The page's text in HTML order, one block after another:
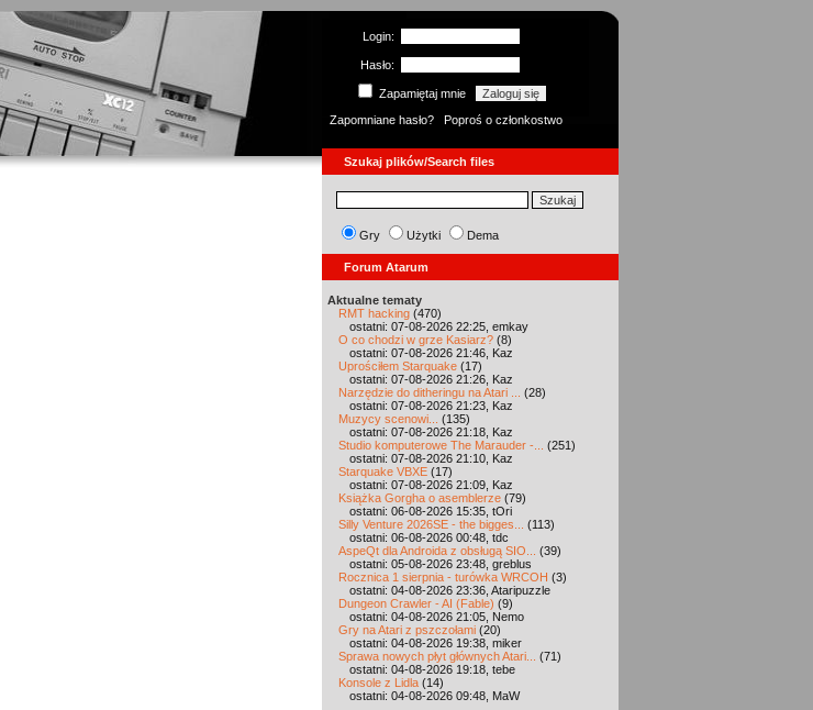
Login:
Hasło:
Zapamiętaj mnie
Zapomniane hasło?
Poproś o członkostwo
Szukaj plików/Search files
Gry Użytki Dema
Forum Atarum
Aktualne tematy
RMT hacking (470)
ostatni: 07-08-2026 22:25, emkay
O co chodzi w grze Kasiarz? (8)
ostatni: 07-08-2026 21:46, Kaz
Uprościłem Starquake (17)
ostatni: 07-08-2026 21:26, Kaz
Narzędzie do ditheringu na Atari ...
(28)
ostatni: 07-08-2026 21:23, Kaz
Muzycy scenowi...
(135)
ostatni: 07-08-2026 21:18, Kaz
Studio komputerowe The Marauder -...
(251)
ostatni: 07-08-2026 21:10, Kaz
Starquake VBXE (17)
ostatni: 07-08-2026 21:09, Kaz
Książka Gorgha o asemblerze (79)
ostatni: 06-08-2026 15:35, tOri
Silly Venture 2026SE - the bigges...
(113)
ostatni: 06-08-2026 00:48, tdc
AspeQt dla Androida z obsługą SIO...
(39)
ostatni: 05-08-2026 23:48, greblus
Rocznica 1 sierpnia - turówka WRCOH (3)
ostatni: 04-08-2026 23:36, Ataripuzzle
Dungeon Crawler - AI (Fable) (9)
ostatni: 04-08-2026 21:05, Nemo
Gry na Atari z pszczołami (20)
ostatni: 04-08-2026 19:38, miker
Sprawa nowych płyt głównych Atari...
(71)
ostatni: 04-08-2026 19:18, tebe
Konsole z Lidla (14)
ostatni: 04-08-2026 09:48, MaW